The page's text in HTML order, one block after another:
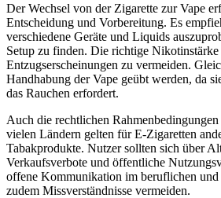
Der Wechsel von der Zigarette zur Vape
Entscheidung und Vorbereitung. Es
verschiedene Geräte und Liquids
Setup zu finden. Die richtige Nikotinstärke
Entzugserscheinungen zu vermeiden.
Handhabung der Vape geübt werden, da
das Rauchen erfordert.
Auch die rechtlichen
vielen Ländern gelten für E-Zigaretten
Tabakprodukte. Nutzer sollten sich über
Verkaufsverbote und öffentliche
offene Kommunikation im beruflichen
zudem Missverständnisse vermeiden.